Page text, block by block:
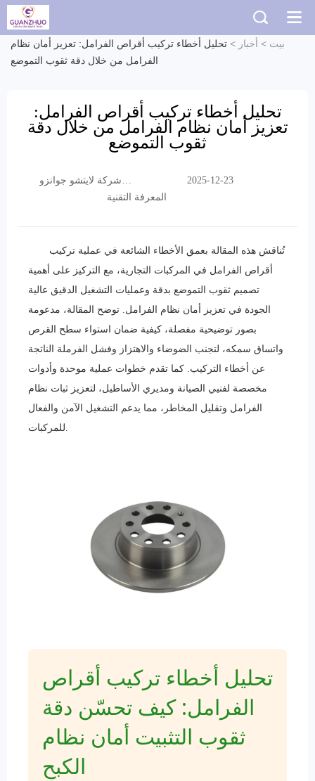
بيت > أخبار > تحليل أخطاء تركيب أقراص الفرامل: تعزيز أمان نظام
الفرامل من خلال دقة ثقوب التموضع
تحليل أخطاء تركيب أقراص الفرامل:
تعزيز أمان نظام الفرامل من خلال دقة
ثقوب التموضع
شركة لايتشو جوانزو
التجارية المحدودة
2025-12-23
المعرفة التقنية
تُناقش هذه المقالة بعمق الأخطاء الشائعة في عملية تركيب
أقراص الفرامل في المركبات التجارية، مع التركيز على أهمية
تصميم ثقوب التموضع بدقة وعمليات التشغيل الدقيق عالية
الجودة في تعزيز أمان نظام الفرامل. توضح المقالة، مدعومة
بصور توضيحية مفصلة، كيفية ضمان استواء سطح القرص
واتساق سمكه، لتجنب الضوضاء والاهتزاز وفشل الفرملة الناتجة
عن أخطاء التركيب. كما تقدم خطوات عملية موحدة وأدوات
مخصصة لفنيي الصيانة ومديري الأساطيل، لتعزيز ثبات نظام
الفرامل وتقليل المخاطر، مما يدعم التشغيل الآمن والفعال
للمركبات.
تحليل أخطاء تركيب أقراص
الفرامل: كيف تحسّن دقة
ثقوب التثبيت أمان نظام
الكبح